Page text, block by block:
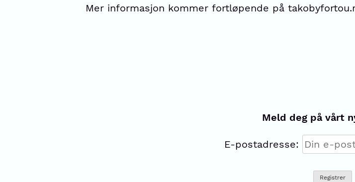
Mer informasjon kommer fortløpende på
Meld deg på vårt
E-postadresse: